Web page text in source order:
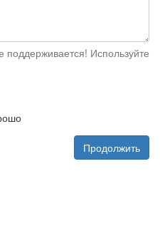
поддерживается! Используйте
Продолжить